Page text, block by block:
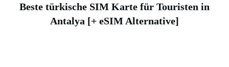
Beste türkische SIM Karte für Touristen in
Antalya [+ eSIM Alternative]